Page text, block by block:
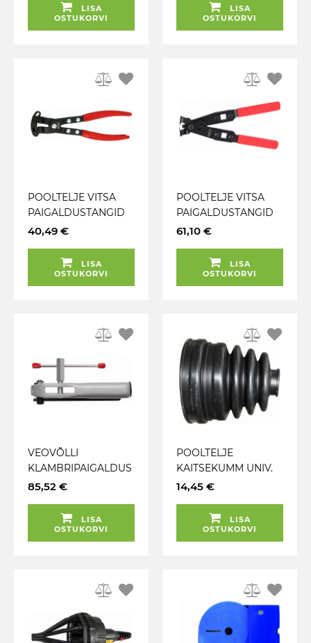
LISA
OSTUKORVI
LISA
OSTUKORVI
POOLTELJE VITSA
PAIGALDUSTANGID
90* KS TOOLS
40,49 €
LISA
OSTUKORVI
POOLTELJE VITSA
PAIGALDUSTANGID
(O-CLIP) 17MM KS
61,10 €
LISA
OSTUKORVI
VEOVÕLLI
KLAMBRIPAIGALDUS
TANGID LÕIKAJAGA
85,52 €
LISA
OSTUKORVI
POOLTELJE
KAITSEKUMM UNIV.
25 / 80-115MM
14,45 €
LISA
OSTUKORVI